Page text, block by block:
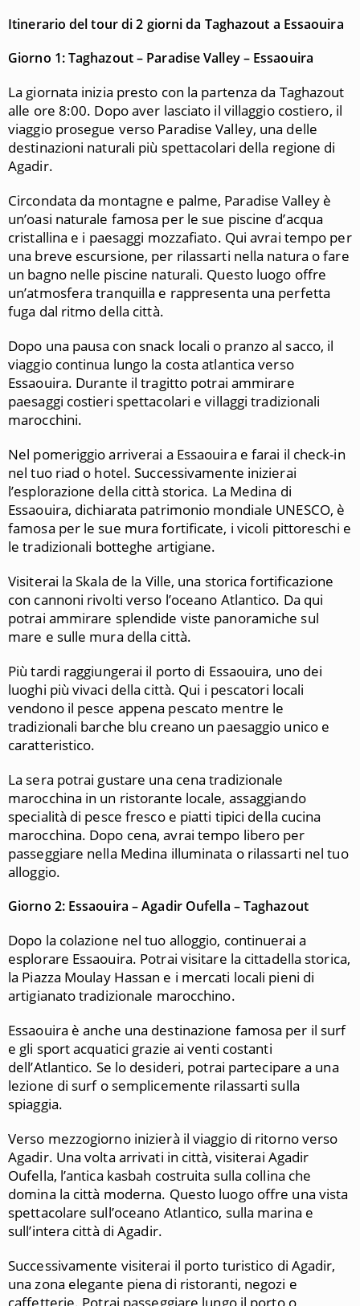
Itinerario del tour di 2 giorni da Taghazout a Essaouira
Giorno 1: Taghazout – Paradise Valley – Essaouira
La giornata inizia presto con la partenza da Taghazout
alle ore 8:00. Dopo aver lasciato il villaggio costiero, il
viaggio prosegue verso Paradise Valley, una delle
destinazioni naturali più spettacolari della regione di
Agadir.
Circondata da montagne e palme, Paradise Valley è
un’oasi naturale famosa per le sue piscine d’acqua
cristallina e i paesaggi mozzafiato. Qui avrai tempo per
una breve escursione, per rilassarti nella natura o fare
un bagno nelle piscine naturali. Questo luogo offre
un’atmosfera tranquilla e rappresenta una perfetta
fuga dal ritmo della città.
Dopo una pausa con snack locali o pranzo al sacco, il
viaggio continua lungo la costa atlantica verso
Essaouira. Durante il tragitto potrai ammirare
paesaggi costieri spettacolari e villaggi tradizionali
marocchini.
Nel pomeriggio arriverai a Essaouira e farai il check-in
nel tuo riad o hotel. Successivamente inizierai
l’esplorazione della città storica. La Medina di
Essaouira, dichiarata patrimonio mondiale UNESCO, è
famosa per le sue mura fortificate, i vicoli pittoreschi e
le tradizionali botteghe artigiane.
Visiterai la Skala de la Ville, una storica fortificazione
con cannoni rivolti verso l’oceano Atlantico. Da qui
potrai ammirare splendide viste panoramiche sul
mare e sulle mura della città.
Più tardi raggiungerai il porto di Essaouira, uno dei
luoghi più vivaci della città. Qui i pescatori locali
vendono il pesce appena pescato mentre le
tradizionali barche blu creano un paesaggio unico e
caratteristico.
La sera potrai gustare una cena tradizionale
marocchina in un ristorante locale, assaggiando
specialità di pesce fresco e piatti tipici della cucina
marocchina. Dopo cena, avrai tempo libero per
passeggiare nella Medina illuminata o rilassarti nel tuo
alloggio.
Giorno 2: Essaouira – Agadir Oufella – Taghazout
Dopo la colazione nel tuo alloggio, continuerai a
esplorare Essaouira. Potrai visitare la cittadella storica,
la Piazza Moulay Hassan e i mercati locali pieni di
artigianato tradizionale marocchino.
Essaouira è anche una destinazione famosa per il surf
e gli sport acquatici grazie ai venti costanti
dell’Atlantico. Se lo desideri, potrai partecipare a una
lezione di surf o semplicemente rilassarti sulla
spiaggia.
Verso mezzogiorno inizierà il viaggio di ritorno verso
Agadir. Una volta arrivati in città, visiterai Agadir
Oufella, l’antica kasbah costruita sulla collina che
domina la città moderna. Questo luogo offre una vista
spettacolare sull’oceano Atlantico, sulla marina e
sull’intera città di Agadir.
Successivamente visiterai il porto turistico di Agadir,
una zona elegante piena di ristoranti, negozi e